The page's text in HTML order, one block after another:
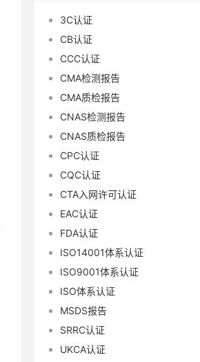
3C认证
CB认证
CCC认证
CMA检测报告
CMA质检报告
CNAS检测报告
CNAS质检报告
CPC认证
CQC认证
CTA入网许可认证
EAC认证
FDA认证
ISO14001体系认证
ISO9001体系认证
ISO体系认证
MSDS报告
SRRC认证
UKCA认证